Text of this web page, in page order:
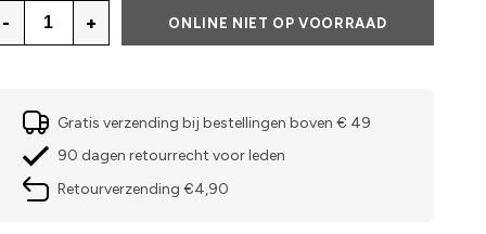
- + ONLINE NIET OP VOORRAAD
Gratis verzending bij bestellingen boven € 49
90 dagen retourrecht voor leden
Retourverzending €4,90